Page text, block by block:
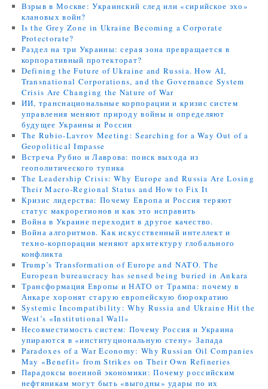
Взрыв в Москве: Украинский след или «сирийское эхо»
клановых войн?
Is the Grey Zone in Ukraine Becoming a Corporate
Protectorate?
Раздел на три Украины: серая зона превращается в
корпоративный протекторат?
Defining the Future of Ukraine and Russia. How AI,
Transnational Corporations, and the Governance System
Crisis Are Changing the Nature of War
ИИ, транснациональные корпорации и кризис систем
управления меняют природу войны и определяют
будущее Украины и России
The Rubio-Lavrov Meeting: Searching for a Way Out of a
Geopolitical Impasse
Встреча Рубио и Лаврова: поиск выхода из
геополитического тупика
The Leadership Crisis: Why Europe and Russia Are Losing
Their Macro-Regional Status and How to Fix It
Кризис лидерства: Почему Европа и Россия теряют
статус макрорегионов и как это исправить
Война в Украине переходит в другое качество.
Война алгоритмов. Как искусственный интеллект и
техно-корпорации меняют архитектуру глобального
конфликта
Trump’s Transformation of Europe and NATO. The
European bureaucracy has sensed being buried in Ankara
Трансформация Европы и НАТО от Трампа: почему в
Анкаре хоронят старую европейскую бюрократию
Systemic Incompatibility: Why Russia and Ukraine Hit the
West’s «Institutional Wall»
Несовместимость систем: Почему Россия и Украина
упираются в «институциональную стену» Запада
Paradoxes of a War Economy: Why Russian Oil Companies
May «Benefit» from Strikes on Their Own Refineries
Парадоксы военной экономики: Почему российским
нефтяникам могут быть «выгодны» удары по их